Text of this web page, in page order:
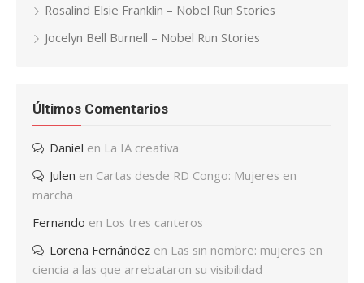
Rosalind Elsie Franklin – Nobel Run Stories
Jocelyn Bell Burnell – Nobel Run Stories
Últimos Comentarios
Daniel en La IA creativa
Julen en Cartas desde RD Congo: Mujeres en
marcha
Fernando en Los tres canteros
Lorena Fernández en Las sin nombre: mujeres en
ciencia a las que arrebataron su visibilidad